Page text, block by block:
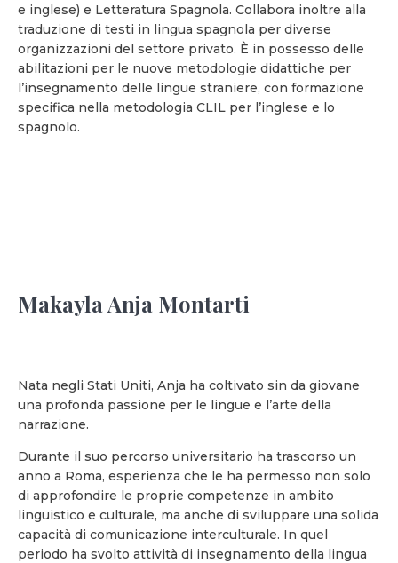
e inglese) e Letteratura Spagnola. Collabora inoltre alla
traduzione di testi in lingua spagnola per diverse
organizzazioni del settore privato. È in possesso delle
abilitazioni per le nuove metodologie didattiche per
l’insegnamento delle lingue straniere, con formazione
specifica nella metodologia CLIL per l’inglese e lo
spagnolo.
Makayla Anja Montarti
Nata negli Stati Uniti, Anja ha coltivato sin da giovane
una profonda passione per le lingue e l’arte della
narrazione.
Durante il suo percorso universitario ha trascorso un
anno a Roma, esperienza che le ha permesso non solo
di approfondire le proprie competenze in ambito
linguistico e culturale, ma anche di sviluppare una solida
capacità di comunicazione interculturale. In quel
periodo ha svolto attività di insegnamento della lingua